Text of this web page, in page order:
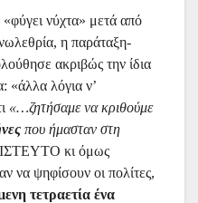
νύχτα» μετά από
η παράταξη-
ακριβώς την ίδια
«άλλα λόγια ν’
«…ζητήσαμε να κριθούμε
που ήμασταν στη
κι όμως
να ψηφίσουν οι πολίτες,
τετραετία ένα